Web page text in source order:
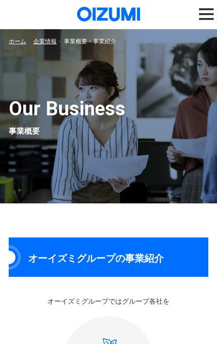
ホーム 企業情報 事業概要・事業紹介
Our Business
事業概要
オーイズミグループの事業紹介
オーイズミグループではグループ各社を